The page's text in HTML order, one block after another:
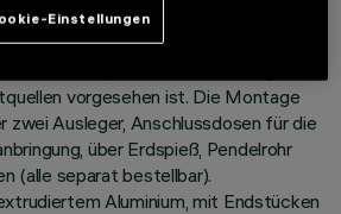
vorgesehen ist. Die Montage
zwei Ausleger, Anschlussdosen für die
über Erdspieß, Pendelrohr
(alle separat bestellbar).
Aluminium, mit Endstücken
Einstellungen